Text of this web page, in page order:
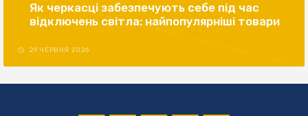
Як черкасці забезпечують себе під час
відключень світла: найпопулярніші товари
29 ЧЕРВНЯ 2026